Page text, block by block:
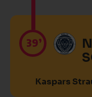
39’
Kaspars